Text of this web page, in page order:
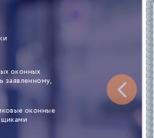
оконных
заявленному,
оконные